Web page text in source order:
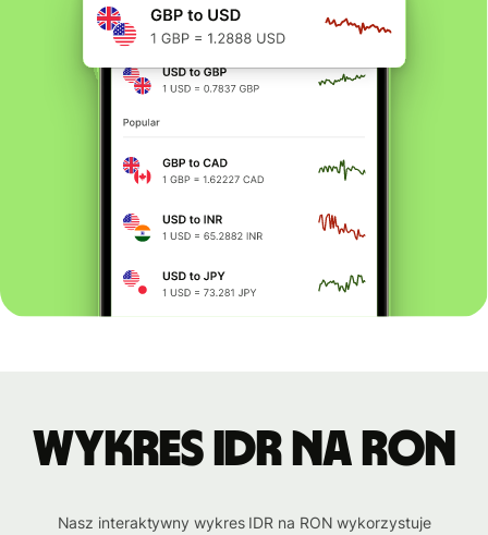
Wykres IDR na RON
Nasz interaktywny wykres IDR na RON wykorzystuje